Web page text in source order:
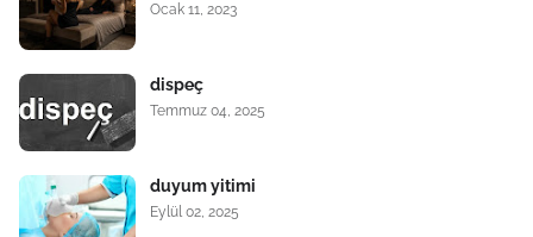
Ocak 11, 2023
dispeç
Temmuz 04, 2025
duyum yitimi
Eylül 02, 2025